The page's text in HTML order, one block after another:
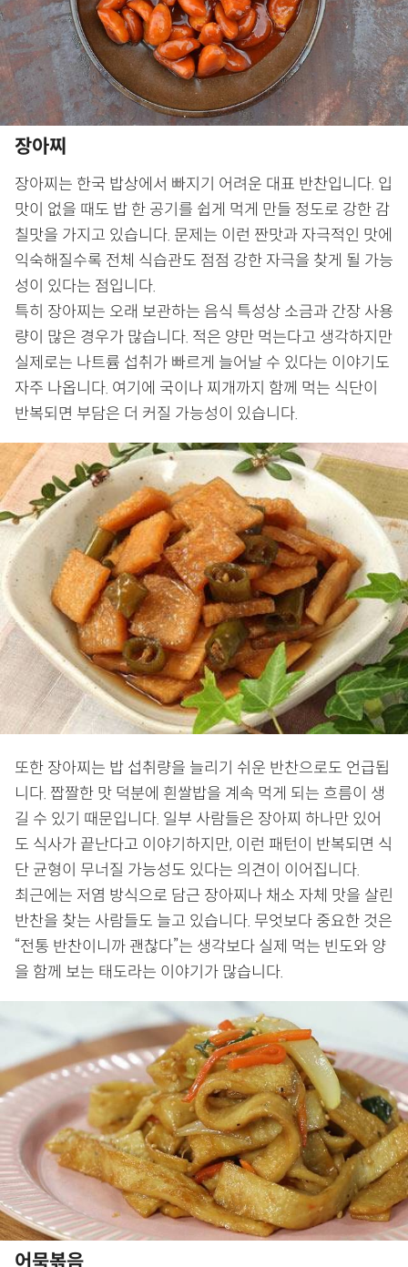
장아찌
장아찌는 한국 밥상에서 빠지기 어려운 대표 반찬입니다. 입
맛이 없을 때도 밥 한 공기를 쉽게 먹게 만들 정도로 강한 감
칠맛을 가지고 있습니다. 문제는 이런 짠맛과 자극적인 맛에
익숙해질수록 전체 식습관도 점점 강한 자극을 찾게 될 가능
성이 있다는 점입니다.
특히 장아찌는 오래 보관하는 음식 특성상 소금과 간장 사용
량이 많은 경우가 많습니다. 적은 양만 먹는다고 생각하지만
실제로는 나트륨 섭취가 빠르게 늘어날 수 있다는 이야기도
자주 나옵니다. 여기에 국이나 찌개까지 함께 먹는 식단이
반복되면 부담은 더 커질 가능성이 있습니다.
또한 장아찌는 밥 섭취량을 늘리기 쉬운 반찬으로도 언급됩
니다. 짭짤한 맛 덕분에 흰쌀밥을 계속 먹게 되는 흐름이 생
길 수 있기 때문입니다. 일부 사람들은 장아찌 하나만 있어
도 식사가 끝난다고 이야기하지만, 이런 패턴이 반복되면 식
단 균형이 무너질 가능성도 있다는 의견이 이어집니다.
최근에는 저염 방식으로 담근 장아찌나 채소 자체 맛을 살린
반찬을 찾는 사람들도 늘고 있습니다. 무엇보다 중요한 것은
“전통 반찬이니까 괜찮다”는 생각보다 실제 먹는 빈도와 양
을 함께 보는 태도라는 이야기가 많습니다.
어묵볶음